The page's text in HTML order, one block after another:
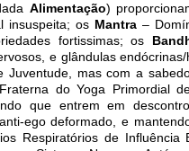
Alimentação)
insuspeita; os Mantra –
fortissimas; os
e glândulas
mas com a
do Yoga Primordial
que entrem em
ego deformado, e
Respiratórios de Influência